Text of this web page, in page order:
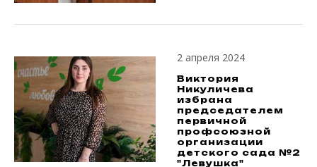
2 апреля 2024
Виктория
Никуличева
избрана
председателем
первичной
профсоюзной
организации
детского сада №2
"Левушка"